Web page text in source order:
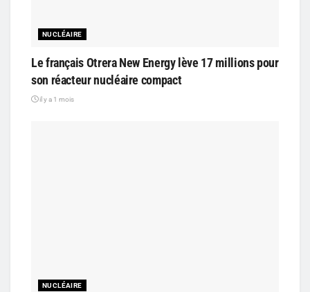
NUCLÉAIRE
Le français Otrera New Energy lève 17 millions pour
son réacteur nucléaire compact
il y a 1 mois
NUCLÉAIRE